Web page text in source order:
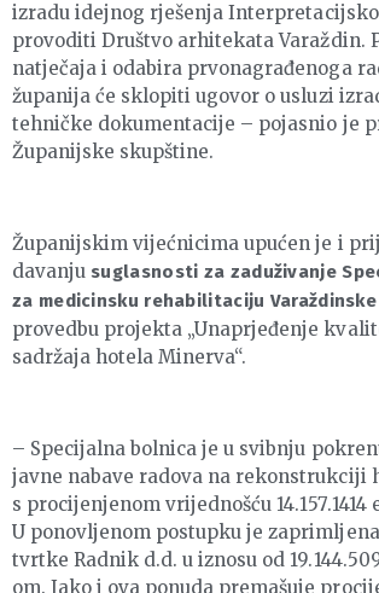
izradu idejnog rješenja
provoditi Društvo arhitekata Varaždin.
natječaja i odabira prvonagrađenoga
županija će sklopiti ugovor o usluzi
tehničke dokumentacije – pojasnio je
Županijske skupštine.
Županijskim vijećnicima upućen je i
davanju suglasnosti za zaduživanje
za medicinsku rehabilitaciju
provedbu projekta „Unaprjeđenje
sadržaja hotela Minerva“.
– Specijalna bolnica je u svibnju
javne nabave radova na rekonstrukciji
s procijenjenom vrijednošću 14.157.1414
U ponovljenom postupku je
tvrtke Radnik d.d. u iznosu od
om. Iako i ova ponuda premašuje